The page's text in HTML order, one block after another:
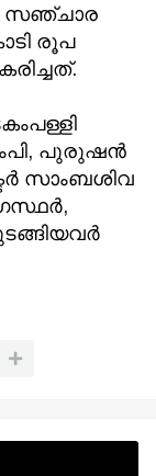
സഞ്ചാര
രൂപ
പുരുഷന്‍
സാംബശിവ